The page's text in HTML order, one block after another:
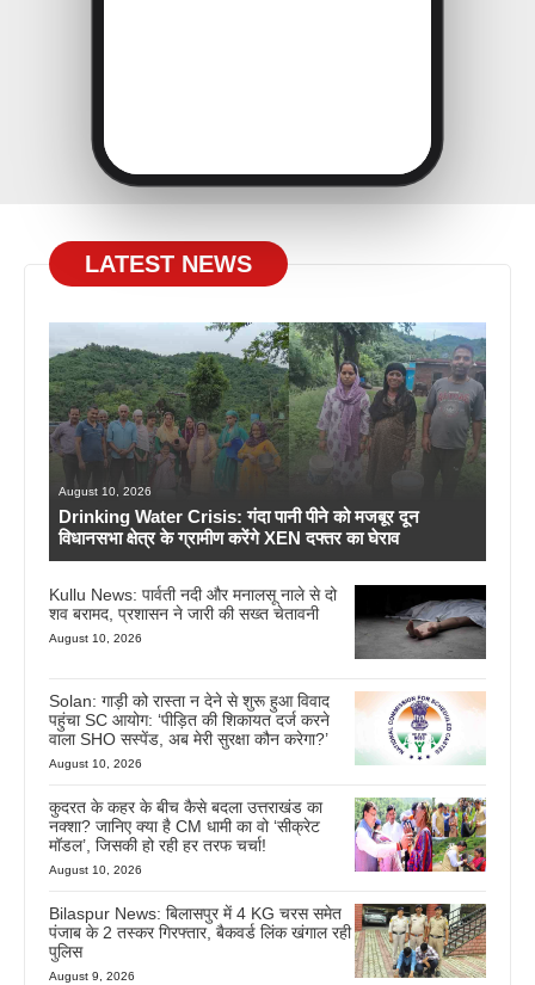
LATEST NEWS
August 10, 2026
Drinking Water Crisis: गंदा पानी पीने को मजबूर दून
विधानसभा क्षेत्र के ग्रामीण करेंगे XEN दफ्तर का घेराव
Kullu News: पार्वती नदी और मनालसू नाले से दो
शव बरामद, प्रशासन ने जारी की सख्त चेतावनी
August 10, 2026
Solan: गाड़ी को रास्ता न देने से शुरू हुआ विवाद
पहुंचा SC आयोग: ‘पीड़ित की शिकायत दर्ज करने
वाला SHO सस्पेंड, अब मेरी सुरक्षा कौन करेगा?’
August 10, 2026
कुदरत के कहर के बीच कैसे बदला उत्तराखंड का
नक्शा? जानिए क्या है CM धामी का वो ‘सीक्रेट
मॉडल’, जिसकी हो रही हर तरफ चर्चा!
August 10, 2026
Bilaspur News: बिलासपुर में 4 KG चरस समेत
पंजाब के 2 तस्कर गिरफ्तार, बैकवर्ड लिंक खंगाल रही
पुलिस
August 9, 2026